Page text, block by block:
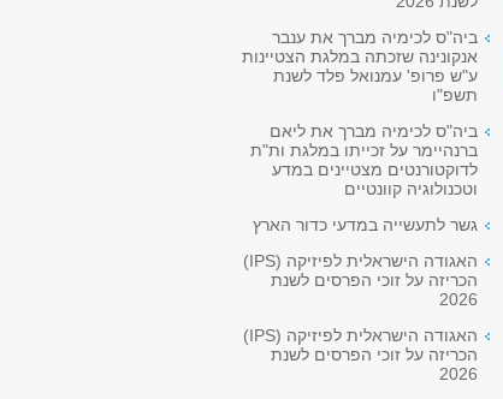
ביה"ס לכימיה מברך את ענבר
אנקונינה שזכתה במלגת הצטיינות
ע"ש פרופ' עמנואל פלד לשנת
תשפ"ו
ביה"ס לכימיה מברך את ליאם
ברנהיימר על זכייתו במלגת ות"ת
לדוקטורנטים מצטיינים במדע
וטכנולוגיה קוונטיים
גשר לתעשייה במדעי כדור הארץ
האגודה הישראלית לפיזיקה (IPS)
הכריזה על זוכי הפרסים לשנת
2026
האגודה הישראלית לפיזיקה (IPS)
הכריזה על זוכי הפרסים לשנת
2026